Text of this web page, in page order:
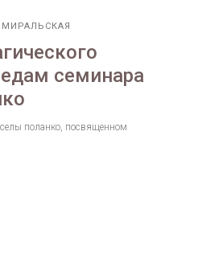
семинара
поланко, посвященном